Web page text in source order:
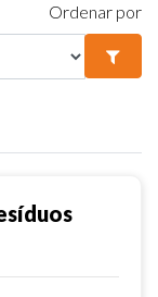
Ordenar por